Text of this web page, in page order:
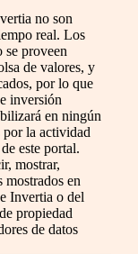
no son
real. Los
se proveen
de valores, y
por lo que
inversión
en ningún
por la actividad
este portal.
mostrar,
en
Invertia o del
propiedad
de datos